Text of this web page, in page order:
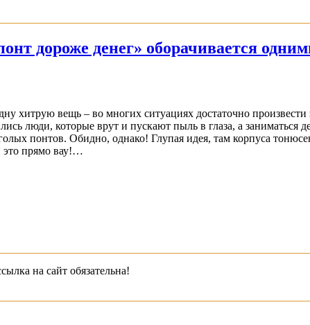
дороже денег» оборачивается
хитрую вещь – во многих ситуациях достаточно
люди, которые врут и пускают пыль в глаза, а
понтов. Обидно, однако! Глупая идея, там корпуса
это прямо вау!…
на сайт обязательна!